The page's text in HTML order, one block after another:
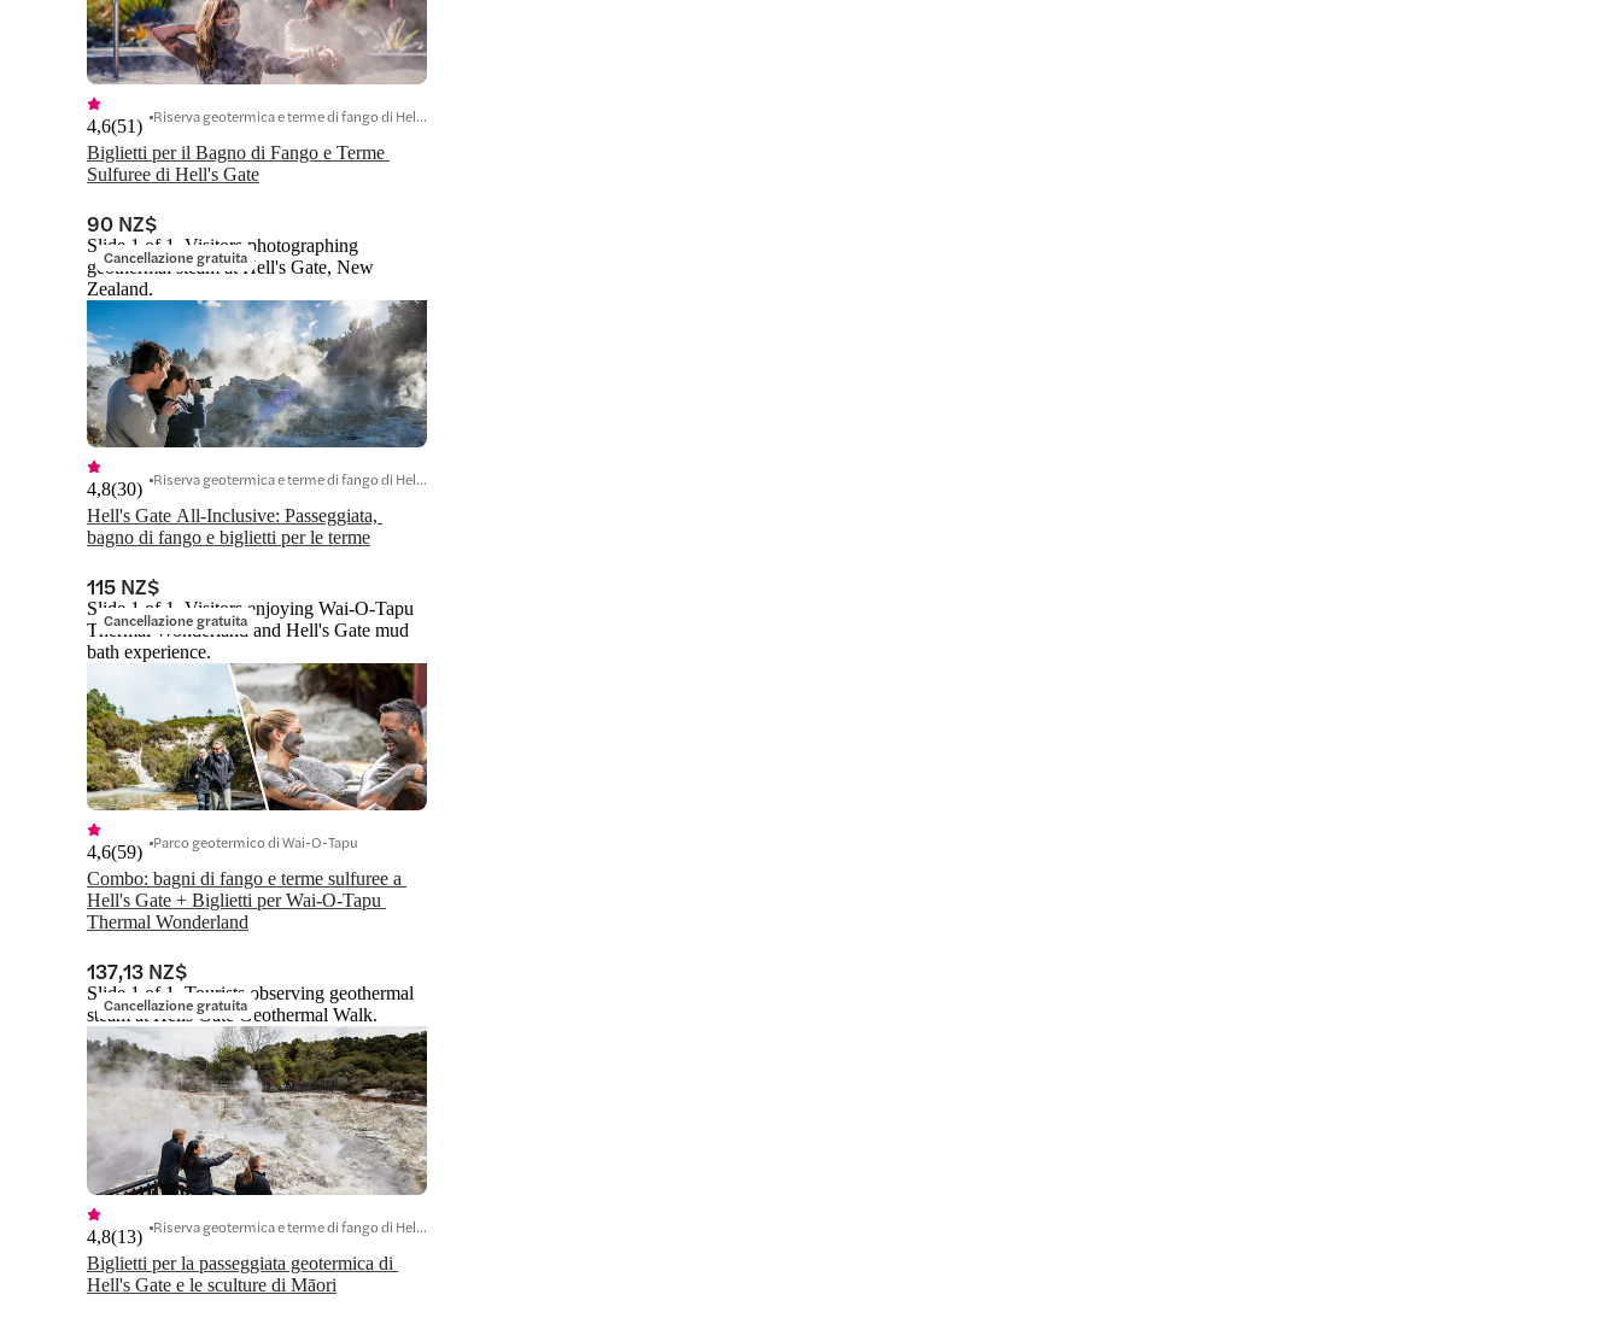
Biglietti per il Bagno di Fango e Terme
Sulfuree di Hell's Gate
4,6(51) Riserva geotermica e terme di fango di Hell's Gate
90 NZ$
Cancellazione gratuita
Slide 1 of 1, Visitors photographing
geothermal steam at Hell's Gate, New
Zealand.
Hell's Gate All-Inclusive: Passeggiata,
bagno di fango e biglietti per le terme
4,8(30) Riserva geotermica e terme di fango di Hell's Gate
115 NZ$
Cancellazione gratuita
Slide 1 of 1, Visitors enjoying Wai-O-Tapu
Thermal Wonderland and Hell's Gate mud
bath experience.
Combo: bagni di fango e terme sulfuree a
Hell's Gate + Biglietti per Wai-O-Tapu
Thermal Wonderland
4,6(59) Parco geotermico di Wai-O-Tapu
137,13 NZ$
Cancellazione gratuita
Slide 1 of 1, Tourists observing geothermal
steam at Hells Gate Geothermal Walk.
Biglietti per la passeggiata geotermica di
Hell's Gate e le sculture di Māori
4,8(13) Riserva geotermica e terme di fango di Hell's Gate